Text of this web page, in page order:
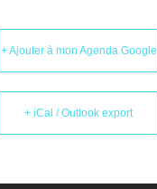
+ Ajouter à mon Agenda Google
+ iCal / Outlook export